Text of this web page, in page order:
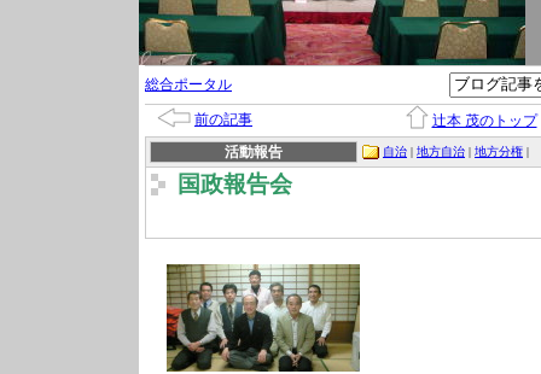
総合ポータル
前の記事
辻本 茂のトップ
活動報告
自治 | 地方自治 | 地方分権 |
国政報告会